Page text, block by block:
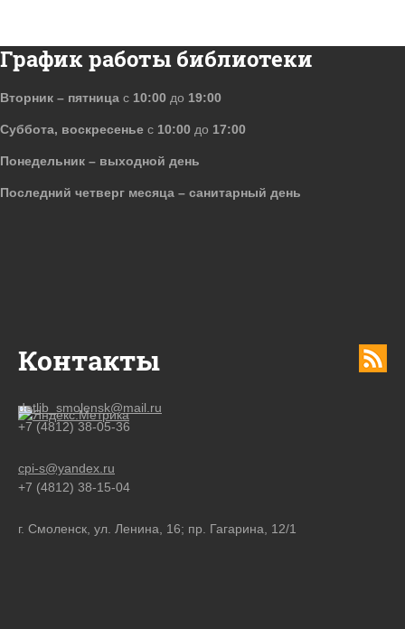
Контакты
detlib_smolensk@mail.ru
+7 (4812) 38-05-36
cpi-s@yandex.ru
+7 (4812) 38-15-04
г. Смоленск, ул. Ленина, 16; пр. Гагарина, 12/1
График работы библиотеки
Вторник – пятница с 10:00 до 19:00
Суббота, воскресенье с 10:00 до 17:00
Понедельник – выходной день
Последний четверг месяца – санитарный день